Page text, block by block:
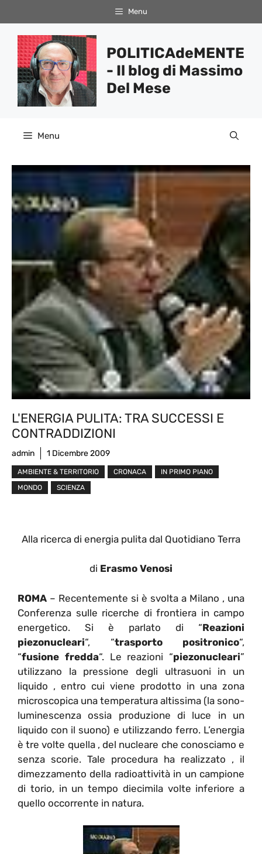
al
contenuto
Menu
POLITICAdeMENTE
- Il blog di Massimo
Del Mese
Menu
L'ENERGIA PULITA: TRA SUCCESSI E
CONTRADDIZIONI
admin 1 Dicembre 2009
AMBIENTE & TERRITORIO CRONACA
IN PRIMO PIANO
MONDO
SCIENZA
Alla ricerca di energia pulita dal Quotidiano Terra
di Erasmo Venosi
ROMA – Recentemente si è svolta a Milano , una
Conferenza sulle ricerche di frontiera in campo
energetico. Si è parlato di “Reazioni
piezonucleari“, “trasporto positronico“,
“fusione fredda“. Le reazioni “piezonucleari”
utilizzano la pressione degli ultrasuoni in un
liquido , entro cui viene prodotto in una zona
microscopica una temperatura altissima (la sono-
luminescenza ossia produzione di luce in un
liquido con il suono) e utilizzando ferro. L’energia
è tre volte quella , del nucleare che conosciamo e
senza scorie. Tale procedura ha realizzato , il
dimezzamento della radioattività in un campione
di torio, in un tempo diecimila volte inferiore a
quello occorrente in natura.